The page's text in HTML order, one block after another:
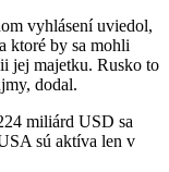
vyhlásení uviedol,
ktoré by sa mohli
jej majetku. Rusko to
dodal.
miliárd USD sa
sú aktíva len v